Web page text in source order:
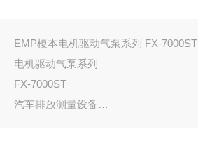
EMP榎本电机驱动气泵系列 FX-7000ST
电机驱动气泵系列
FX-7000ST
汽车排放测量设备